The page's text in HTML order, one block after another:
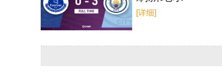
[详细]